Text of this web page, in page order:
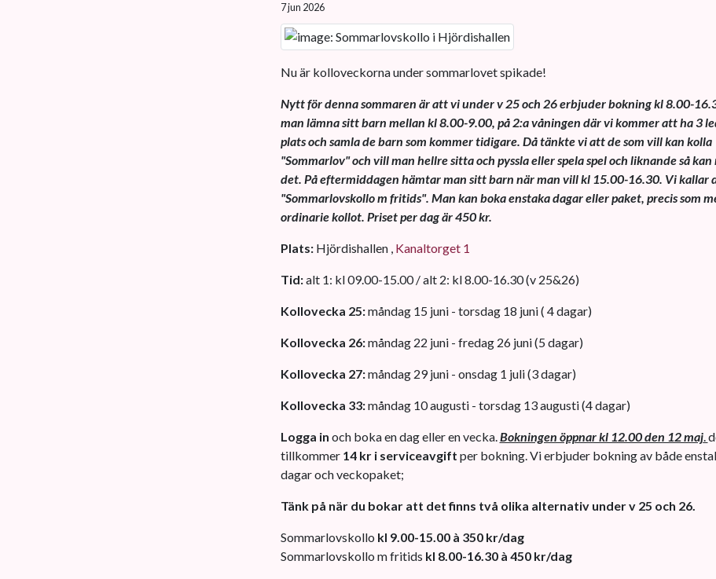
7 jun 2026
Nu är kolloveckorna under sommarlovet spikade!
Nytt för denna sommaren är att vi under v 25 och 26 erbjuder bokning kl 8.00-
man lämna sitt barn mellan kl 8.00-9.00, på 2:a våningen där vi kommer att ha 3
plats och samla de barn som kommer tidigare. Då tänkte vi att de som vill kan kolla
"Sommarlov" och vill man hellre sitta och pyssla eller spela spel och liknande så kan
det. På eftermiddagen hämtar man sitt barn när man vill kl 15.00-16.30. Vi kallar
"Sommarlovskollo m fritids". Man kan boka enstaka dagar eller paket, precis som
ordinarie kollot. Priset per dag är 450 kr.
Plats:Hjördishallen , Kanaltorget 1
Tid:alt 1: kl 09.00-15.00 / alt 2: kl 8.00-16.30 (v 25&26)
Kollovecka 25:måndag 15 juni - torsdag 18 juni ( 4 dagar)
Kollovecka 26:måndag 22 juni - fredag 26 juni (5 dagar)
Kollovecka 27:måndag 29 juni - onsdag 1 juli (3 dagar)
Kollovecka 33:måndag 10 augusti - torsdag 13 augusti (4 dagar)
Logga in och boka en dag eller en vecka.Bokningen öppnar kl 12.00 den 12 maj.
tillkommer 14 kr i serviceavgift per bokning. Vi erbjuder bokning av både
dagar och veckopaket;
Tänk på när du bokar att det finns två olika alternativ under v 25 och 26.
Sommarlovskollo kl 9.00-15.00 à 350 kr/dag
Sommarlovskollo m fritids kl 8.00-16.30 à 450 kr/dag